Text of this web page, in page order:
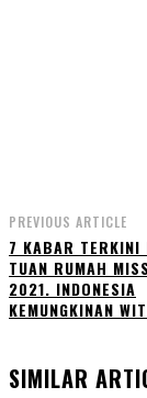
PREVIOUS ARTICLE
7 KABAR TERKINI
TUAN RUMAH
2021. INDONESIA
KEMUNGKINAN
SIMILAR